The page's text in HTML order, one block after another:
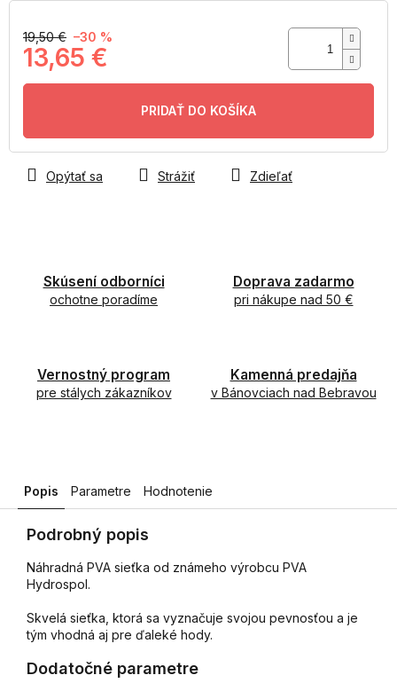
19,50 € –30 %
13,65 €
Jednotková
PRIDAŤ DO KOŠÍKA
Skúsení odborníci
ochotne poradíme
Doprava zadarmo
pri nákupe nad 50 €
Vernostný program
pre stálych zákazníkov
Kamenná predajňa
v Bánovciach nad Bebravou
Opýtať sa Strážiť Zdieľať
Popis Parametre Hodnotenie
Podrobný popis
Náhradná PVA sieťka od známeho výrobcu PVA
Hydrospol.
Skvelá sieťka, ktorá sa vyznačuje svojou pevnosťou a je
tým vhodná aj pre ďaleké hody.
Dodatočné parametre